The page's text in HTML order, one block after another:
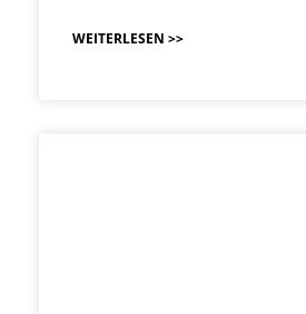
WEITERLESEN >>